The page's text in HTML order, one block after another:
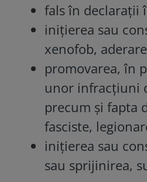
fals în declaraţii
iniţierea sau
xenofob,
promovarea, în
unor infracţiuni
precum şi fapta
fasciste,
iniţierea sau
sau sprijinirea,